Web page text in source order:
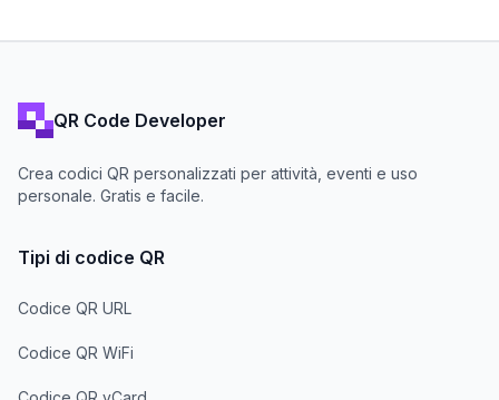
QR Code Developer
Crea codici QR personalizzati per attività, eventi e uso
personale. Gratis e facile.
Tipi di codice QR
Codice QR URL
Codice QR WiFi